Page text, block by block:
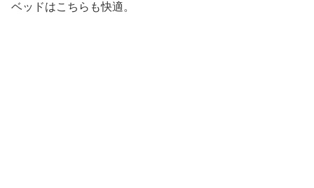
ベッドはこちらも快適。